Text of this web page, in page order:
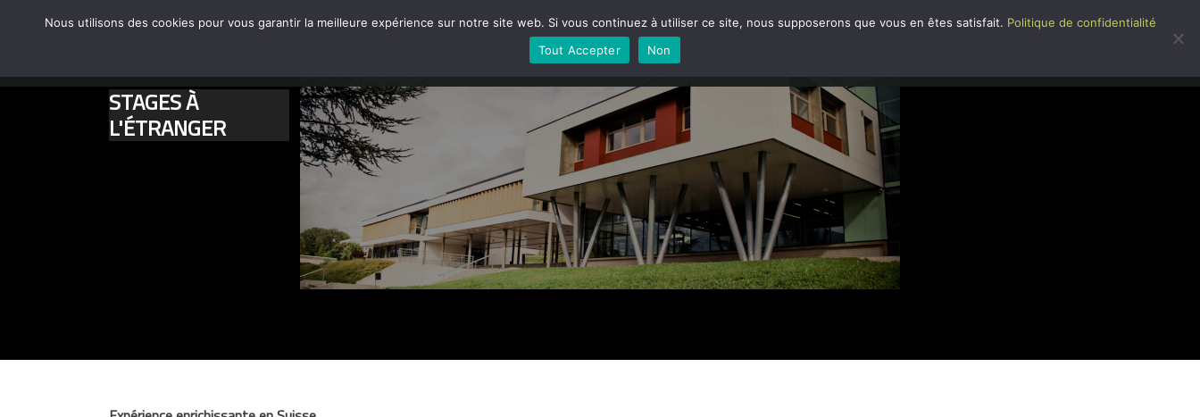
LA HALLE ALIMENTAIRE
STAGES À
L'ÉTRANGER
Nous utilisons des cookies pour vous garantir la meilleure expérience sur notre site web. Si vous continuez à utiliser ce site, nous supposerons que vous en êtes satisfait. Politique de confidentialité
Tout Accepter
Non